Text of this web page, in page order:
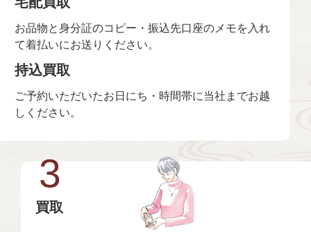
お品物と身分証のコピー・振込先口座のメモを入れ
て着払いにお送りください。
持込買取
ご予約いただいたお日にち・時間帯に当社までお越
しください。
3
買取